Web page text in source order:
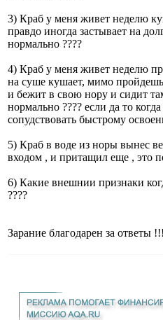
3) Краб у меня живет неделю
правдо иногда застывает на
нормально ????
4) Краб у меня живет неделю
на суше кушает, мимо
и бежит в свою нору и сидит
нормально ???? если да то
сопудствовать быстрому
5) Краб в воде из норы вынес
входом , и притащил еще , это
6) Какие внешнии признаки
????
Зарание благодарен за ответы !!!